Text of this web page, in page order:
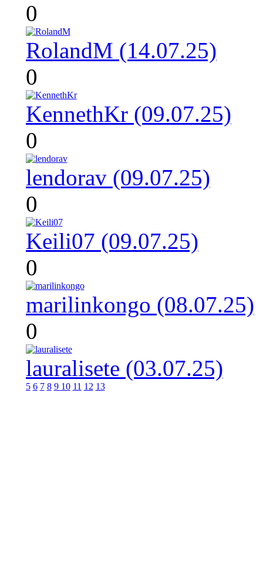
0
RolandM (14.07.25)
0
KennethKr (09.07.25)
0
lendorav (09.07.25)
0
Keili07 (09.07.25)
0
marilinkongo (08.07.25)
0
lauralisete (03.07.25)
5 6 7 8 9 10 11 12 13